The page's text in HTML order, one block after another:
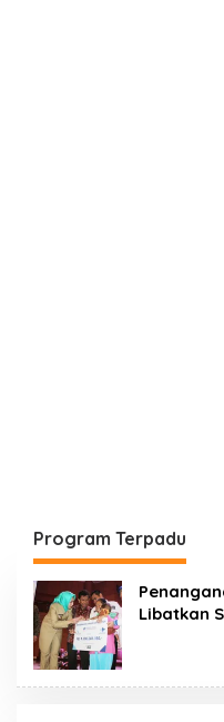
Program Terpadu
Libatkan